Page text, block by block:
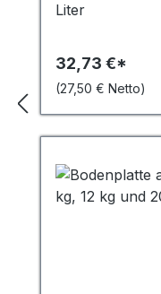
Liter
32,73 €*
(27,50 € Netto)